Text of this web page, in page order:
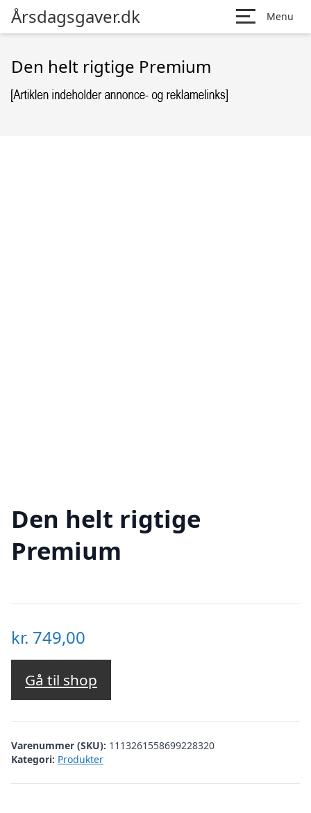
Årsdagsgaver.dk Menu
Den helt rigtige Premium
Den helt rigtige
Premium
kr. 749,00
Gå til shop
Varenummer (SKU): 1113261558699228320
Kategori: Produkter